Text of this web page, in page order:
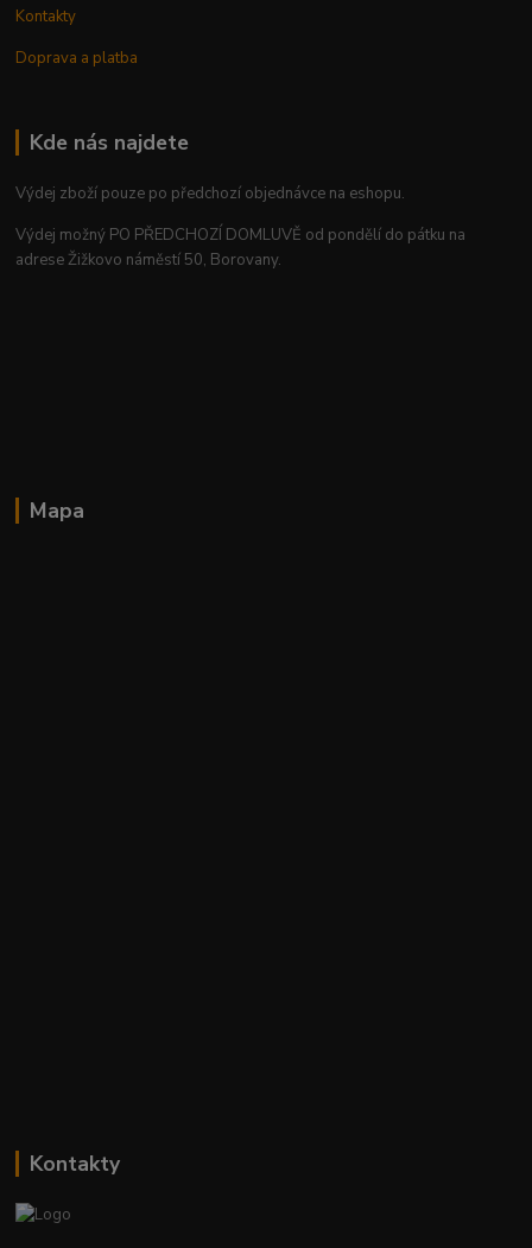
Kontakty
Doprava a platba
Kde nás najdete
Výdej zboží pouze po předchozí objednávce na eshopu.
Výdej možný PO PŘEDCHOZÍ DOMLUVĚ od pondělí do pátku na
adrese Žižkovo náměstí 50, Borovany.
Mapa
Kontakty